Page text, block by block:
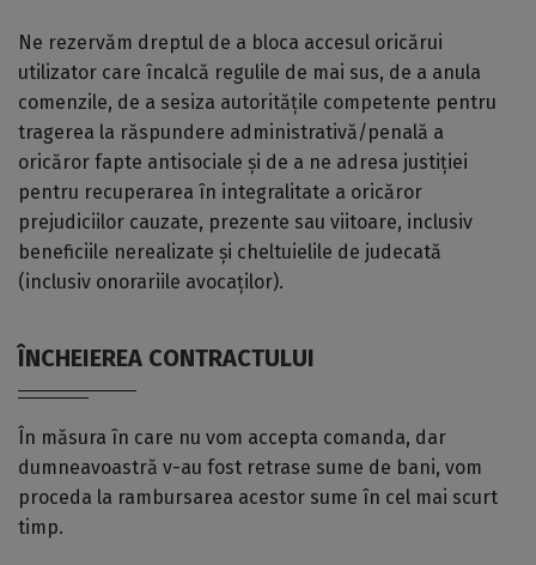
Ne rezervăm dreptul de a bloca accesul oricărui
utilizator care încalcă regulile de mai sus, de a anula
comenzile, de a sesiza autoritățile competente pentru
tragerea la răspundere administrativă/penală a
oricăror fapte antisociale și de a ne adresa justiției
pentru recuperarea în integralitate a oricăror
prejudiciilor cauzate, prezente sau viitoare, inclusiv
beneficiile nerealizate și cheltuielile de judecată
(inclusiv onorariile avocaților).
ÎNCHEIEREA CONTRACTULUI
În măsura în care nu vom accepta comanda, dar
dumneavoastră v-au fost retrase sume de bani, vom
proceda la rambursarea acestor sume în cel mai scurt
timp.